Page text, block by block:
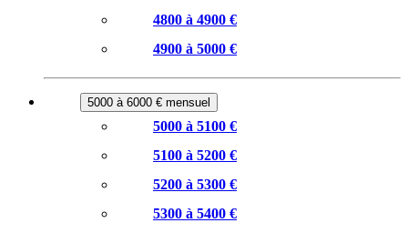
4800 à 4900 €
4900 à 5000 €
5000 à 6000 € mensuel
5000 à 5100 €
5100 à 5200 €
5200 à 5300 €
5300 à 5400 €